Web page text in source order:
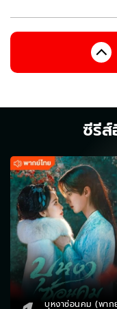
ซีรีส์
บุหงาซ่อนคม (พาก